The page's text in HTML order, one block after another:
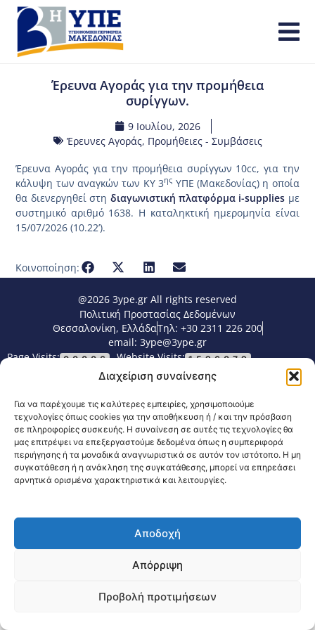
Διαχείριση συναίνεσης
Για να παρέχουμε τις καλύτερες εμπειρίες, χρησιμοποιούμε
τεχνολογίες όπως cookies για την αποθήκευση ή / και την πρόσβαση
σε πληροφορίες συσκευής. Η συναίνεση σε αυτές τις τεχνολογίες θα
μας επιτρέψει να επεξεργαστούμε δεδομένα όπως η συμπεριφορά
περιήγησης ή τα μοναδικά αναγνωριστικά σε αυτόν τον ιστότοπο. Η μη
συγκατάθεση ή η ανάκληση της συγκατάθεσης, μπορεί να επηρεάσει
αρνητικά ορισμένα χαρακτηριστικά και λειτουργίες.
Αποδοχή
Απόρριψη
Προβολή προτιμήσεων
Έρευνα Αγοράς για την προμήθεια
συρίγγων.
9 Ιουλίου, 2026
Έρευνες Αγοράς, Προμήθειες - Συμβάσεις
Έρευνα Αγοράς για την προμήθεια συρίγγων 10cc, για την
κάλυψη των αναγκών των ΚΥ 3ης ΥΠΕ (Μακεδονίας) η οποία
θα διενεργηθεί στη διαγωνιστική πλατφόρμα i-supplies με
συστημικό αριθμό 1638. Η καταληκτική ημερομηνία είναι
15/07/2026 (10.22’).
Κοινοποίηση:
@2026 3ype.gr All rights reserved
Πολιτική Προστασίας Δεδομένων
Θεσσαλονίκη, ΕλλάδαΤηλ: +30 2311 226 200
email: 3ype@3ype.gr
Page Visits: 00006 Website Visits: 1596079